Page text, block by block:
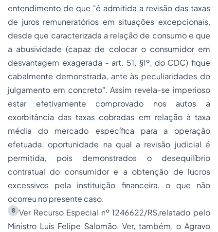
entendimento de que "é admitida a revisão das taxas
de juros remuneratórios em situações excepcionais,
desde que caracterizada a relação de consumo e que
a abusividade (capaz de colocar o consumidor em
desvantagem exagerada - art. 51, §1º, do CDC) fique
cabalmente demonstrada, ante às peculiaridades do
julgamento em concreto". Assim revela-se imperioso
estar efetivamente comprovado nos autos a
exorbitância das taxas cobradas em relação à taxa
média do mercado específica para a operação
efetuada, oportunidade na qual a revisão judicial é
permitida, pois demonstrados o desequilíbrio
contratual do consumidor e a obtenção de lucros
excessivos pela instituição financeira, o que não
ocorreu no presente caso.
8 Ver Recurso Especial nº 1246622/RS,relatado pelo
Ministro Luís Felipe Salomão. Ver, também, o Agravo